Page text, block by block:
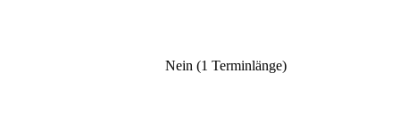
Nein (1 Terminlänge)